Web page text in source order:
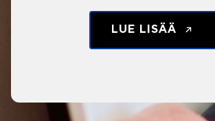
LUE LISÄÄ